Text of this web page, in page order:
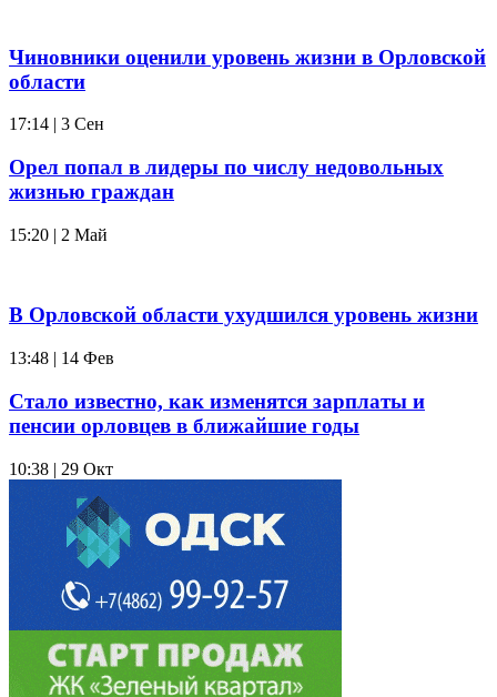
Чиновники оценили уровень жизни в Орловской
области
17:14 | 3 Сен
Орел попал в лидеры по числу недовольных
жизнью граждан
15:20 | 2 Май
В Орловской области ухудшился уровень жизни
13:48 | 14 Фев
Стало известно, как изменятся зарплаты и
пенсии орловцев в ближайшие годы
10:38 | 29 Окт